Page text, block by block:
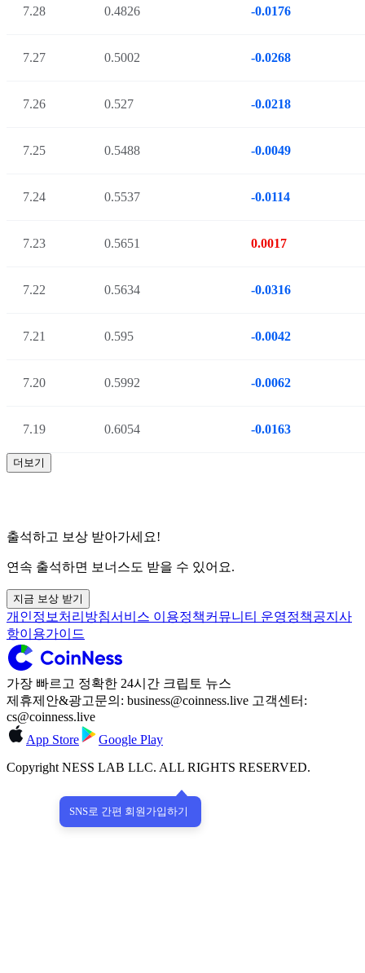
SNS로 간편 회원가입하기
7.28 0.4826 -0.0176
7.27 0.5002 -0.0268
7.26 0.527 -0.0218
7.25 0.5488 -0.0049
7.24 0.5537 -0.0114
7.23 0.5651 0.0017
7.22 0.5634 -0.0316
7.21 0.595 -0.0042
7.20 0.5992 -0.0062
7.19 0.6054 -0.0163
더보기
출석하고 보상 받아가세요!
연속 출석하면 보너스도 받을 수 있어요.
지금 보상 받기
개인정보처리방침서비스 이용정책커뮤니티 운영정책공지사
항이용가이드
가장 빠르고 정확한 24시간 크립토 뉴스
제휴제안&광고문의: business@coinness.live 고객센터:
cs@coinness.live
App Store
Google Play
Copyright NESS LAB LLC. ALL RIGHTS RESERVED.